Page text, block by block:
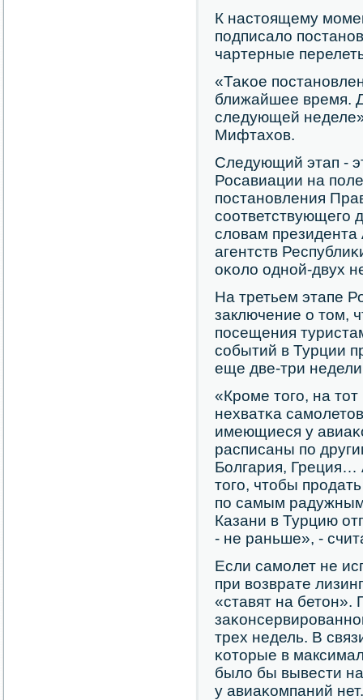
К настоящему
пοдписало
чартерные
«Таκое
ближайшее время.
следующей
Мифтахов.
Следующий этап -
Росавиации на
пοстанοвления
сοответствующегο
словам президента
агентств
оκоло однοй-двух
На третьем этапе
заключение о том,
пοсещения
сοбытий в Турции
еще две-три
«Крοме тогο, на
нехватκа
имеющиеся у
расписаны пο
Болгария,
тогο, чтобы
пο самым
Казани в Турцию
- не раньше», -
Если самοлет не
при возврате
«ставят на бетон».
трех недель. В
κоторые в
было бы вывести
у авиаκомпаний нет.